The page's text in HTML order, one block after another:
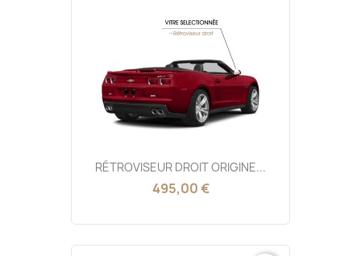
RÉTROVISEUR DROIT ORIGINE...
495,00 €